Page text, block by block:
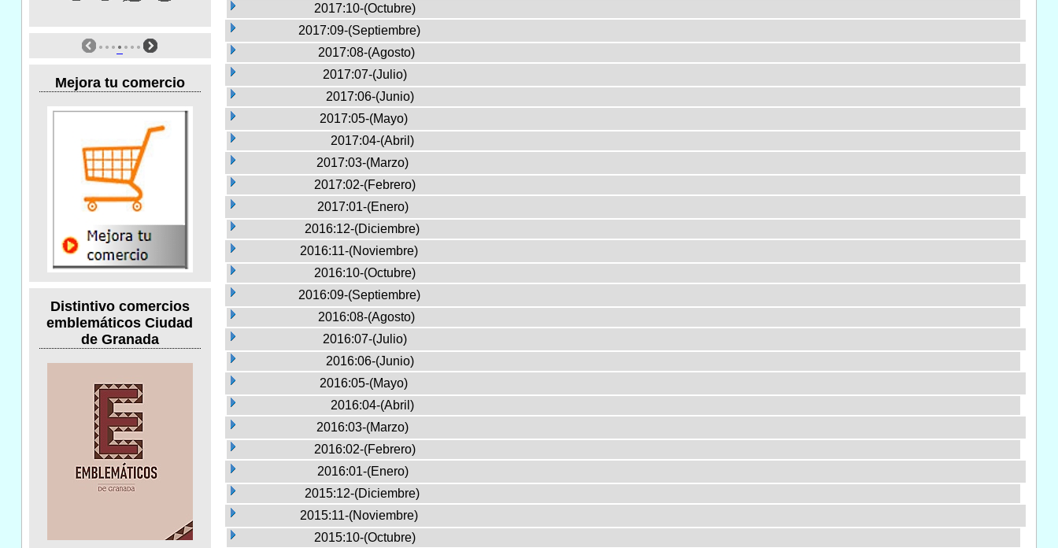
Mejora tu comercio
Distintivo comercios
emblemáticos Ciudad
de Granada
2017:10-(Octubre)
2017:09-(Septiembre)
2017:08-(Agosto)
2017:07-(Julio)
2017:06-(Junio)
2017:05-(Mayo)
2017:04-(Abril)
2017:03-(Marzo)
2017:02-(Febrero)
2017:01-(Enero)
2016:12-(Diciembre)
2016:11-(Noviembre)
2016:10-(Octubre)
2016:09-(Septiembre)
2016:08-(Agosto)
2016:07-(Julio)
2016:06-(Junio)
2016:05-(Mayo)
2016:04-(Abril)
2016:03-(Marzo)
2016:02-(Febrero)
2016:01-(Enero)
2015:12-(Diciembre)
2015:11-(Noviembre)
2015:10-(Octubre)